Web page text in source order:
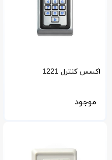
اکسس کنترل 1221
موجود